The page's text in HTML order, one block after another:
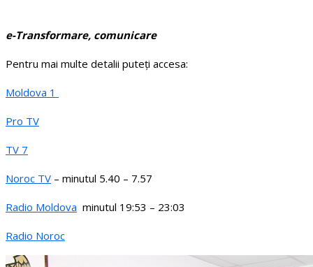
e-Transformare, comunicare
Pentru mai multe detalii puteți accesa:
Moldova 1
Pro TV
TV 7
Noroc TV – minutul 5.40 – 7.57
Radio Moldova minutul 19:53 – 23:03
Radio Noroc